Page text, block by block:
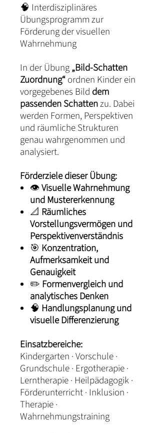
🧠 Interdisziplinäres
Übungsprogramm zur
Förderung der visuellen
Wahrnehmung
In der Übung„Bild-Schatten
Zuordnung“ordnen Kinder ein
vorgegebenes Bild dem
passenden Schattenzu. Dabei
werden Formen, Perspektiven
und räumliche Strukturen
genau wahrgenommen und
analysiert.
Förderziele dieser Übung:
👁️Visuelle Wahrnehmung
und Mustererkennung
📐 Räumliches
Vorstellungsvermögen und
Perspektivenverständnis
🎯 Konzentration,
Aufmerksamkeit und
Genauigkeit
✏️ Formenvergleich und
analytisches Denken
🧠 Handlungsplanung und
visuelle Differenzierung
Einsatzbereiche:
Kindergarten · Vorschule ·
Grundschule · Ergotherapie ·
Lerntherapie · Heilpädagogik ·
Förderunterricht · Inklusion ·
Therapie ·
Wahrnehmungstraining